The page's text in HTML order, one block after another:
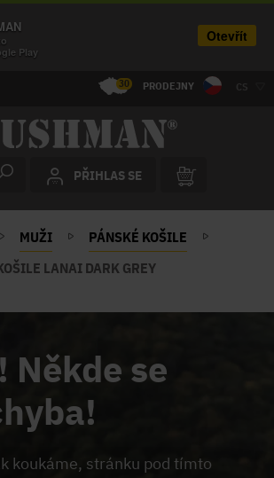
30 PRODEJNY CS
PŘIHLAS SE
MUŽI
PÁNSKÉ KOŠILE
LANAI DARK GREY
Někde se
koukáme, stránku pod tímto
Play
Otevřít